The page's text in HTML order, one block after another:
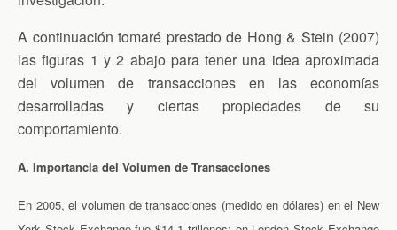
A continuación tomaré prestado de Hong & Stein (2007)
las figuras 1 y 2 abajo para tener una idea aproximada
del volumen de transacciones en las economías
desarrolladas y ciertas propiedades de su
comportamiento.
A. Importancia del Volumen de Transacciones
En 2005, el volumen de transacciones (medido en dólares) en el New